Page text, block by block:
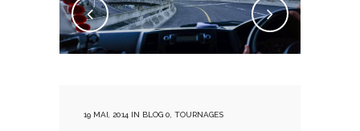
19 MAI, 2014 IN BLOG 0 TOURNAGES